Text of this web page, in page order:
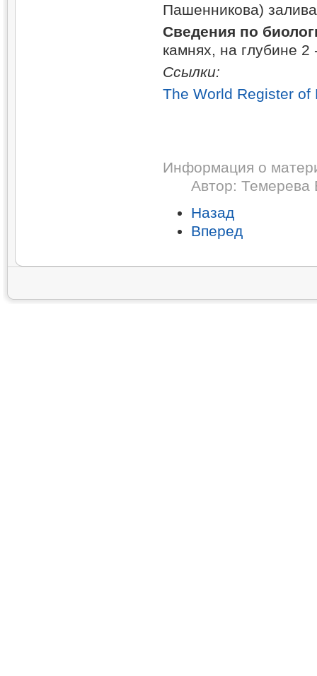
Пашенникова)
Сведения по
камнях, на глубине
Ссылки:
The World Register of
Информация о
Автор: Темерева
Назад
Вперед